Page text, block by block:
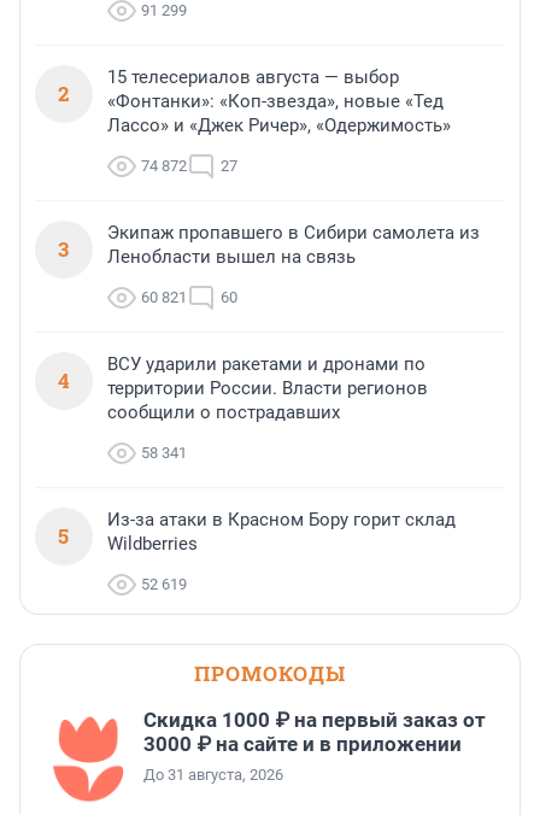
91 299
2
15 телесериалов августа — выбор
«Фонтанки»: «Коп-звезда», новые «Тед
Лассо» и «Джек Ричер», «Одержимость»
74 872 27
3
Экипаж пропавшего в Сибири самолета из
Ленобласти вышел на связь
60 821 60
4
ВСУ ударили ракетами и дронами по
территории России. Власти регионов
сообщили о пострадавших
58 341
5
Из-за атаки в Красном Бору горит склад
Wildberries
52 619
ПРОМОКОДЫ
Скидка 1000 ₽ на первый заказ от
3000 ₽ на сайте и в приложении
До 31 августа, 2026